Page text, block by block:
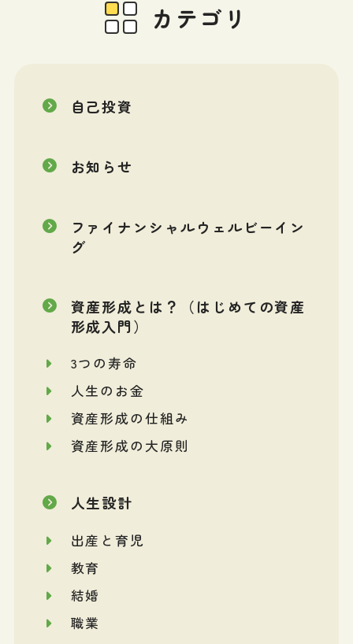
カテゴリ
自己投資
お知らせ
ファイナンシャルウェルビーイン
グ
資産形成とは？（はじめての資産
形成入門）
3つの寿命
人生のお金
資産形成の仕組み
資産形成の大原則
人生設計
出産と育児
教育
結婚
職業